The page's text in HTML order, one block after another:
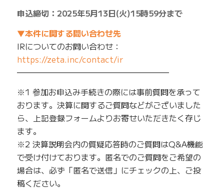
申込締切：2025年5月13日(火)15時59分まで
▼本件に関する問い合わせ先
IRについてのお問い合わせ：
https://zeta.inc/contact/ir
━━━━━━━━━━━━━━━━━━━
※1 参加お申込み手続きの際には事前質問を承って
おります。決算に関するご質問などがございました
ら、上記登録フォームよりお寄せいただきたく存じ
ます。
※2 決算説明会内の質疑応答時のご質問はQ&A機能
で受け付けております。匿名でのご質問をご希望の
場合は、必ず「匿名で送信」にチェックの上、ご投
稿ください。